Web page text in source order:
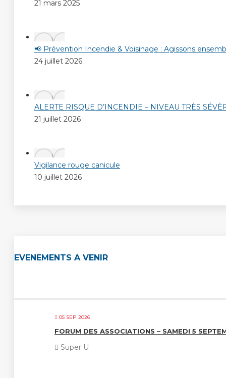
21 mars 2025
📢 Prévention Incendie & Voisinage : Agissons
24 juillet 2026
ALERTE RISQUE D’INCENDIE – NIVEAU TRÈS
21 juillet 2026
Vigilance rouge canicule
10 juillet 2026
EVENEMENTS A VENIR
05 SEP 2026
FORUM DES ASSOCIATIONS – SAMEDI 5
Super U